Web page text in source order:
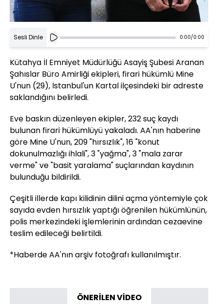
Sesli Dinle 0:00/0:00
Kütahya İl Emniyet Müdürlüğü Asayiş Şubesi Aranan
Şahıslar Büro Amirliği ekipleri, firari hükümlü Mine
U'nun (29), İstanbul'un Kartal ilçesindeki bir adreste
saklandığını belirledi.
Eve baskın düzenleyen ekipler, 232 suç kaydı
bulunan firari hükümlüyü yakaladı. AA'nın haberine
göre Mine U'nun, 209 "hırsızlık", 16 "konut
dokunulmazlığı ihlali", 3 "yağma", 3 "mala zarar
verme" ve "basit yaralama" suçlarından kaydının
bulunduğu bildirildi.
Çeşitli illerde kapı kilidinin dilini açma yöntemiyle çok
sayıda evden hırsızlık yaptığı öğrenilen hükümlünün,
polis merkezindeki işlemlerinin ardından cezaevine
teslim edileceği belirtildi.
*Haberde AA'nın arşiv fotoğrafı kullanılmıştır.
ÖNERİLEN VİDEO